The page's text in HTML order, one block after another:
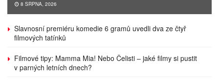
8 SRPNA, 2026
Slavnosní premiéru komedie 6 gramů uvedli dva ze čtyř
filmových tatínků
Filmové tipy: Mamma Mia! Nebo Čelisti – jaké filmy si pustit
v parných letních dnech?